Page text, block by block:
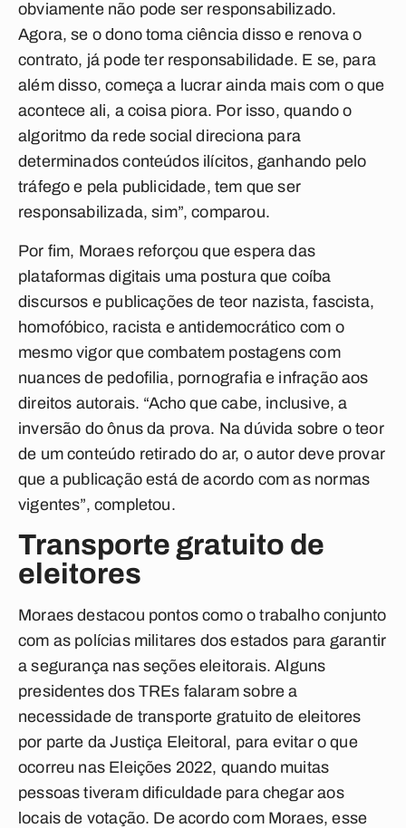
obviamente não pode ser responsabilizado.
Agora, se o dono toma ciência disso e renova o
contrato, já pode ter responsabilidade. E se, para
além disso, começa a lucrar ainda mais com o que
acontece ali, a coisa piora. Por isso, quando o
algoritmo da rede social direciona para
determinados conteúdos ilícitos, ganhando pelo
tráfego e pela publicidade, tem que ser
responsabilizada, sim”, comparou.
Por fim, Moraes reforçou que espera das
plataformas digitais uma postura que coíba
discursos e publicações de teor nazista, fascista,
homofóbico, racista e antidemocrático com o
mesmo vigor que combatem postagens com
nuances de pedofilia, pornografia e infração aos
direitos autorais. “Acho que cabe, inclusive, a
inversão do ônus da prova. Na dúvida sobre o teor
de um conteúdo retirado do ar, o autor deve provar
que a publicação está de acordo com as normas
vigentes”, completou.
Transporte gratuito de
eleitores
Moraes destacou pontos como o trabalho conjunto
com as polícias militares dos estados para garantir
a segurança nas seções eleitorais. Alguns
presidentes dos TREs falaram sobre a
necessidade de transporte gratuito de eleitores
por parte da Justiça Eleitoral, para evitar o que
ocorreu nas Eleições 2022, quando muitas
pessoas tiveram dificuldade para chegar aos
locais de votação. De acordo com Moraes, esse